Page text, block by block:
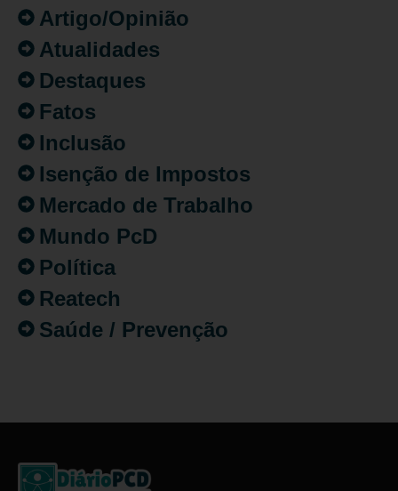
Artigo/Opinião
Atualidades
Destaques
Fatos
Inclusão
Isenção de Impostos
Mercado de Trabalho
Mundo PcD
Política
Reatech
Saúde / Prevenção